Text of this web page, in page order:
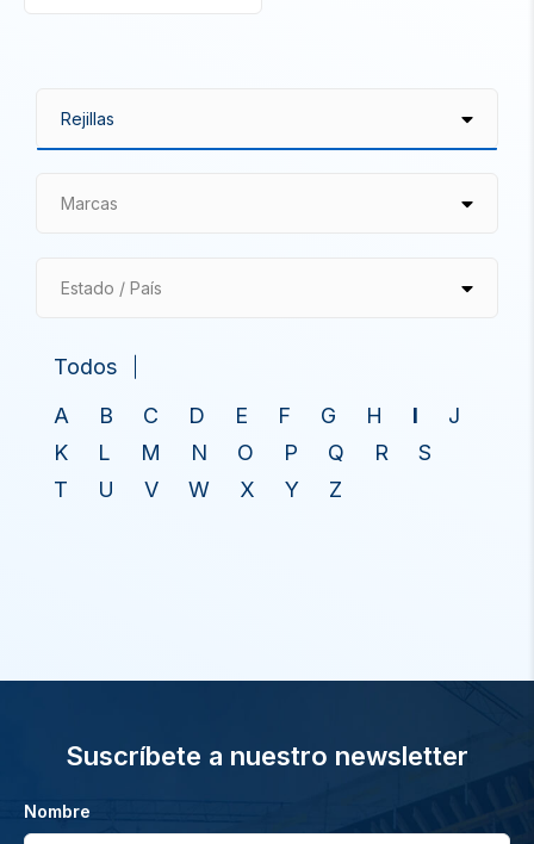
Marcas
Estado / País
Todos
A
B C D E F G H I
J
K
L M N O P Q R
S
T
U V W X Y Z
Suscríbete a nuestro newsletter
Nombre